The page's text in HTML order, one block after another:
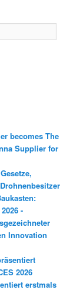
becomes The
Supplier for
-
Innovation
2026
erstmals